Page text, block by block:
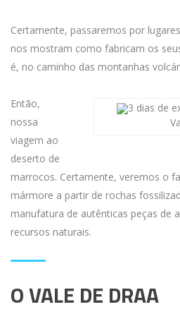
Certamente, passaremos por
nos mostram como fabricam os
é, no caminho das montanhas
Então,
nossa
viagem ao
deserto de
marrocos. Certamente, veremos o
mármore a partir de rochas
manufatura de autênticas peças de
recursos naturais.
O VALE DE DRAA